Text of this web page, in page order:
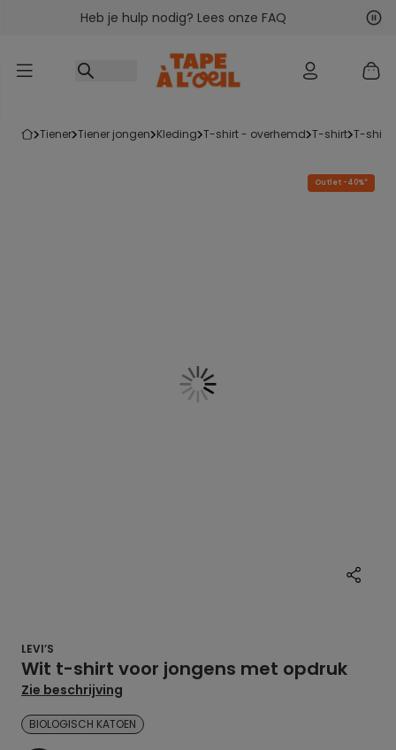
Ga naar inhoudHeb je hulp nodig? Lees onze FAQ
tiener tiener jongen kleding t-shirt - overhemd t-shirt t-shirt
Outlet -40%*
LEVI’S
Wit t-shirt voor jongens met opdruk
Zie beschrijving
BIOLOGISCH KATOEN